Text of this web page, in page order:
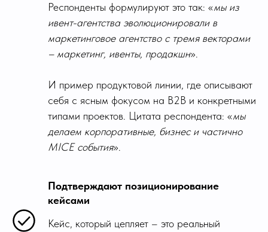
Респонденты формулируют это так: «мы из
ивент-агентства эволюционировали в
маркетинговое агентство с тремя векторами
– маркетинг, ивенты, продакшн».
И пример продуктовой линии, где описывают
себя с ясным фокусом на B2B и конкретными
типами проектов. Цитата респондента: «мы
делаем корпоративные, бизнес и частично
MICE события».
Подтверждают позиционирование
кейсами
Кейс, который цепляет – это реальный